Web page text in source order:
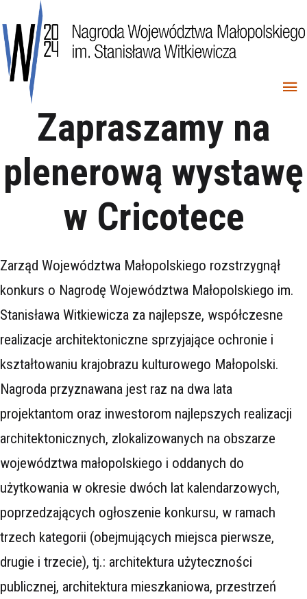
Zapraszamy na
plenerową wystawę
w Cricotece
Zarząd Województwa Małopolskiego rozstrzygnął
konkurs o Nagrodę Województwa Małopolskiego im.
Stanisława Witkiewicza za najlepsze, współczesne
realizacje architektoniczne sprzyjające ochronie i
kształtowaniu krajobrazu kulturowego Małopolski.
Nagroda przyznawana jest raz na dwa lata
projektantom oraz inwestorom najlepszych realizacji
architektonicznych, zlokalizowanych na obszarze
województwa małopolskiego i oddanych do
użytkowania w okresie dwóch lat kalendarzowych,
poprzedzających ogłoszenie konkursu, w ramach
trzech kategorii (obejmujących miejsca pierwsze,
drugie i trzecie), tj.: architektura użyteczności
publicznej, architektura mieszkaniowa, przestrzeń